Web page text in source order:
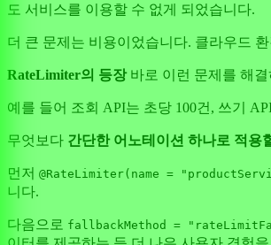
도 서비스를 이용할 수 없게 되었습니다.
더 큰 문제는 비용이었습니다. 클라우드
RateLimiter의 등장바로 이런 문제를 해결
예를 들어 조회 API는 초당 100건, 쓰기
무엇보다 간단한 어노테이션 하나로 적용
먼저 @RateLimiter(name =
니다.
다음으로 fallbackMethod =